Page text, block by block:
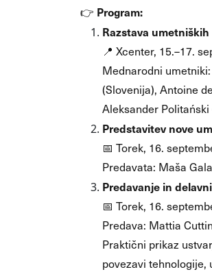
👉 Program:
Razstava umetniških
📍 Xcenter, 15.–17.
Mednarodni
(Slovenija), Antoine
Aleksander Politański
Predstavitev nove
📅 Torek, 16.
Predavata: Maša
Predavanje in
📅 Torek, 16.
Predava: Mattia
Praktični prikaz
povezavi